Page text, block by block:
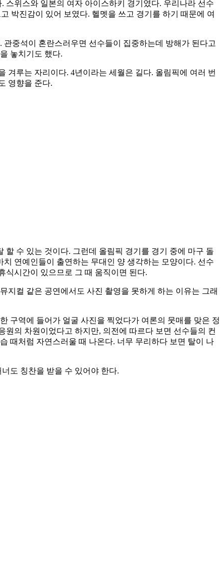
위스와 일본의 여자 아이스하키 경기였다. 우리나라 선수
박진감이 있어 보였다. 헬멧을 쓰고 경기를 하기 때문에 여
중석이 혼란스러우면 선수들이 집중하는데 방해가 된다고
놓치기도 했다.
겨루는 자리이다. 4년이라는 세월은 길다. 올림픽에 여러 번
영향을 준다.
수 있는 것이다. 그런데 올림픽 경기를 경기 중에 마구 돌
연예인들이 출연하는 무대인 양 생각하는 모양이다. 선수
식시간이 있으므로 그 때 움직이면 된다.
지컬 같은 공연에서도 사진 촬영을 못하게 하는 이유는 그래
구역에 들어가 얼굴 사진을 찍었다가 여론의 뭇매를 맞은 정
의 차원이었다고 하지만, 의전에 따르다 보면 선수들의 컨
때처럼 자연스러울 때 나온다. 너무 무리하다 보면 탈이 나
도 칭찬을 받을 수 있어야 한다.